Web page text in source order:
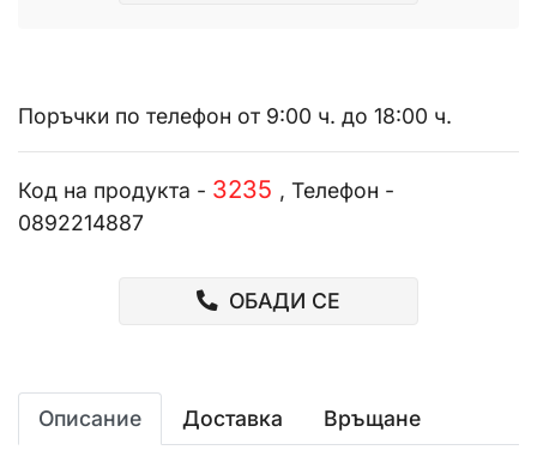
Поръчки по телефон от 9:00 ч. до 18:00 ч.
Код на продукта - 3235 , Телефон -
0892214887
ОБАДИ СЕ
Описание Доставка Връщане